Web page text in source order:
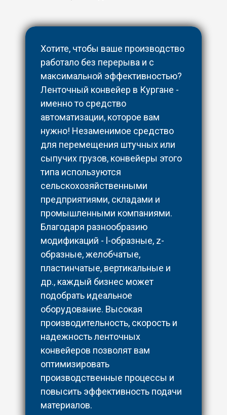
Хотите, чтобы ваше производство
работало без перерыва и с
максимальной эффективностью?
Ленточный конвейер в Кургане -
именно то средство
автоматизации, которое вам
нужно! Незаменимое средство
для перемещения штучных или
сыпучих грузов, конвейеры этого
типа используются
сельскохозяйственными
предприятиями, складами и
промышленными компаниями.
Благодаря разнообразию
модификаций - l-образные, z-
образные, желобчатые,
пластинчатые, вертикальные и
др., каждый бизнес может
подобрать идеальное
оборудование. Высокая
производительность, скорость и
надежность ленточных
конвейеров позволят вам
оптимизировать
производственные процессы и
повысить эффективность подачи
материалов.